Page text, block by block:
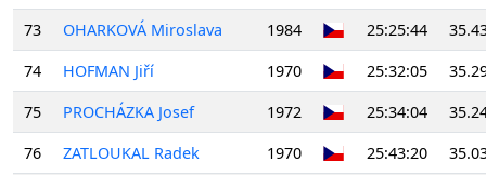
73
OHARKOVÁ Miroslava 1984 25:25:44
74
HOFMAN Jiří 1970 25:32:05
75
PROCHÁZKA Josef 1972 25:34:04
76
ZATLOUKAL Radek 1970 25:43:20